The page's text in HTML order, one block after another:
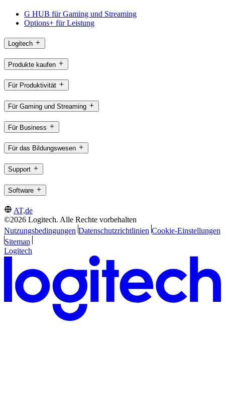
G HUB für Gaming und Streaming
Options+ für Leistung
Logitech
Produkte kaufen
Für Produktivität
Für Gaming und Streaming
Für Business
Für das Bildungswesen
Support
Software
AT,de
©2026 Logitech. Alle Rechte vorbehalten
Nutzungsbedingungen Datenschutzrichtlinien Cookie-Einstellungen
Sitemap
Logitech